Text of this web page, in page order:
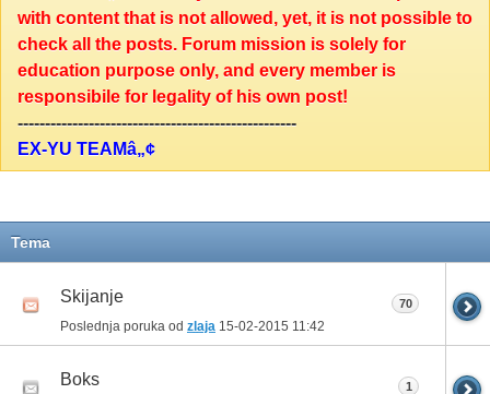
with content that is not allowed, yet, it is not possible to
check all the posts. Forum mission is solely for
education purpose only, and every member is
responsibile for legality of his own post!
---------------------------------------------------
EX-YU TEAMâ„¢
Tema
Skijanje
Poslednja poruka od zlaja 15-02-2015 11:42
70
Boks 1